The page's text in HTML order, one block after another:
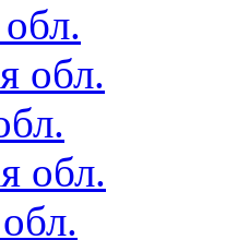
обл.
обл.